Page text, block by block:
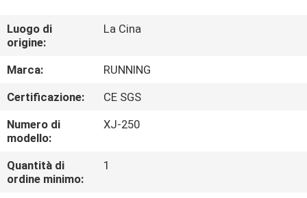
GIRO
DELLA
FABBRICA
CONTROLLO
DI
QUALITÀ
Luogo di
origine:
La Cina
Marca:
RUNNING
Certificazione:
CE SGS
Numero di
modello:
XJ-250
Quantità di
ordine minimo:
1